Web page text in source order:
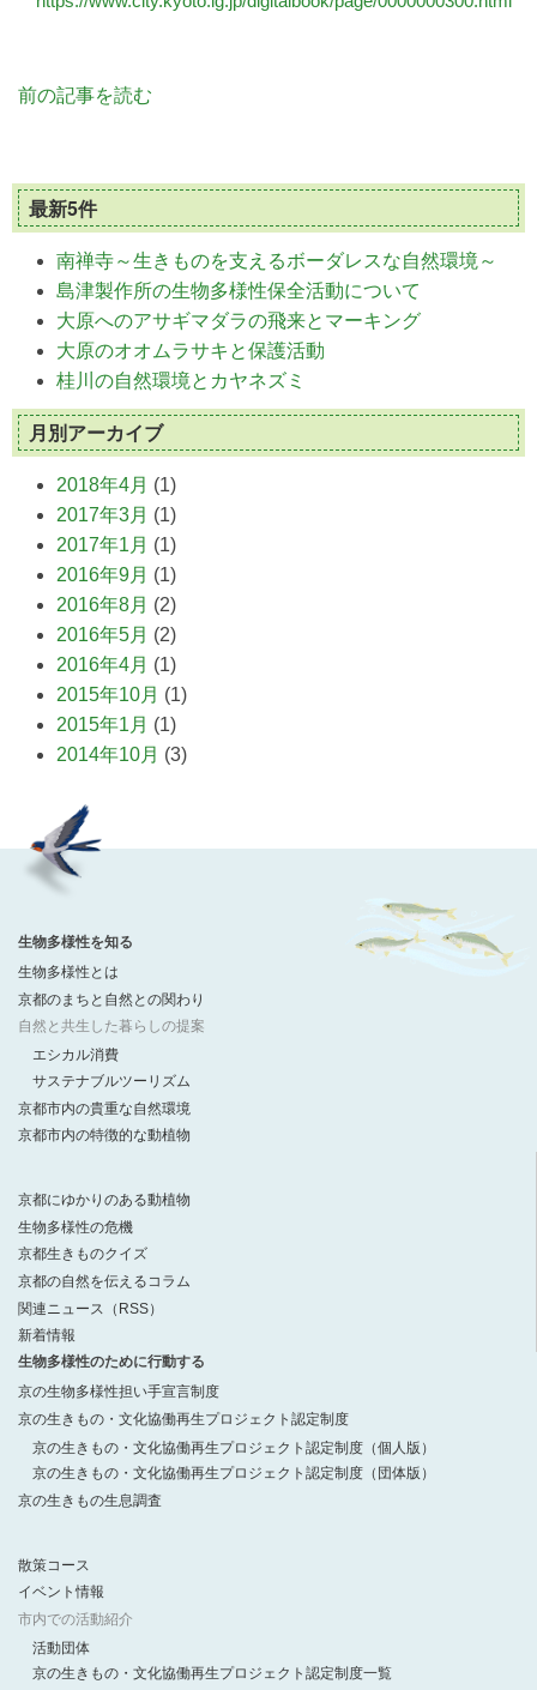
前の記事を読む
最新5件
南禅寺～生きものを支えるボーダレスな自然環境～
島津製作所の生物多様性保全活動について
大原へのアサギマダラの飛来とマーキング
大原のオオムラサキと保護活動
桂川の自然環境とカヤネズミ
月別アーカイブ
2018年4月 (1)
2017年3月 (1)
2017年1月 (1)
2016年9月 (1)
2016年8月 (2)
2016年5月 (2)
2016年4月 (1)
2015年10月 (1)
2015年1月 (1)
2014年10月 (3)
生物多様性を知る
生物多様性とは
京都のまちと自然との関わり
自然と共生した暮らしの提案
エシカル消費
サステナブルツーリズム
京都市内の貴重な自然環境
京都市内の特徴的な動植物
京都にゆかりのある動植物
生物多様性の危機
京都生きものクイズ
京都の自然を伝えるコラム
関連ニュース（RSS）
新着情報
生物多様性のために行動する
京の生物多様性担い手宣言制度
京の生きもの・文化協働再生プロジェクト認定制度
京の生きもの・文化協働再生プロジェクト認定制度（個人版）
京の生きもの・文化協働再生プロジェクト認定制度（団体版）
京の生きもの生息調査
散策コース
イベント情報
市内での活動紹介
活動団体
京の生きもの・文化協働再生プロジェクト認定制度一覧